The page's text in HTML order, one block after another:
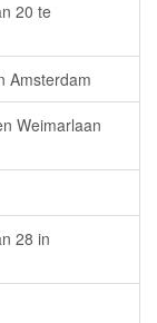
20 te
Amsterdam
Weimarlaan
28 in